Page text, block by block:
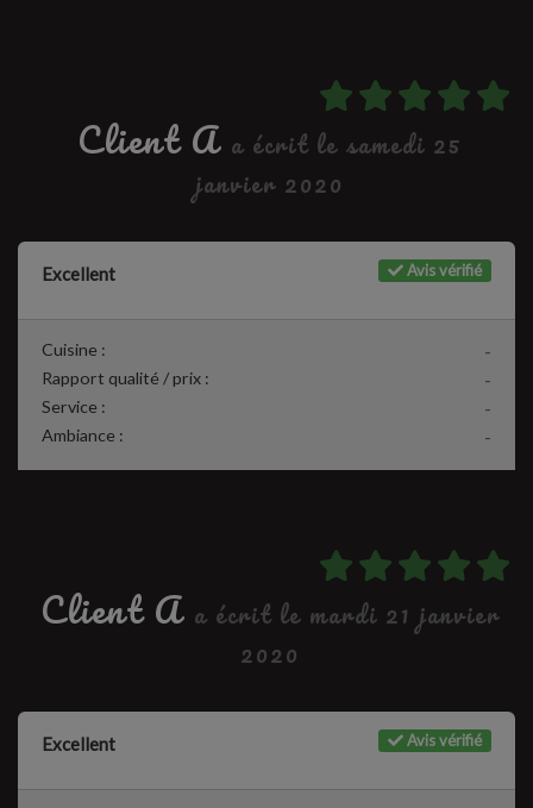
Client A a écrit le samedi 25
janvier 2020
Avis vérifié
Excellent
-
Cuisine :
-
Rapport qualité / prix :
-
Service :
-
Ambiance :
Client A a écrit le mardi 21 janvier
2020
Avis vérifié
Excellent